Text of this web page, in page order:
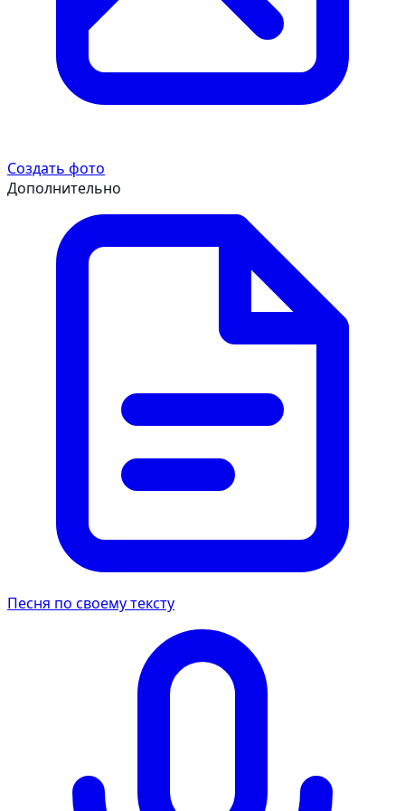
Создать фото
Дополнительно
Песня по своему тексту